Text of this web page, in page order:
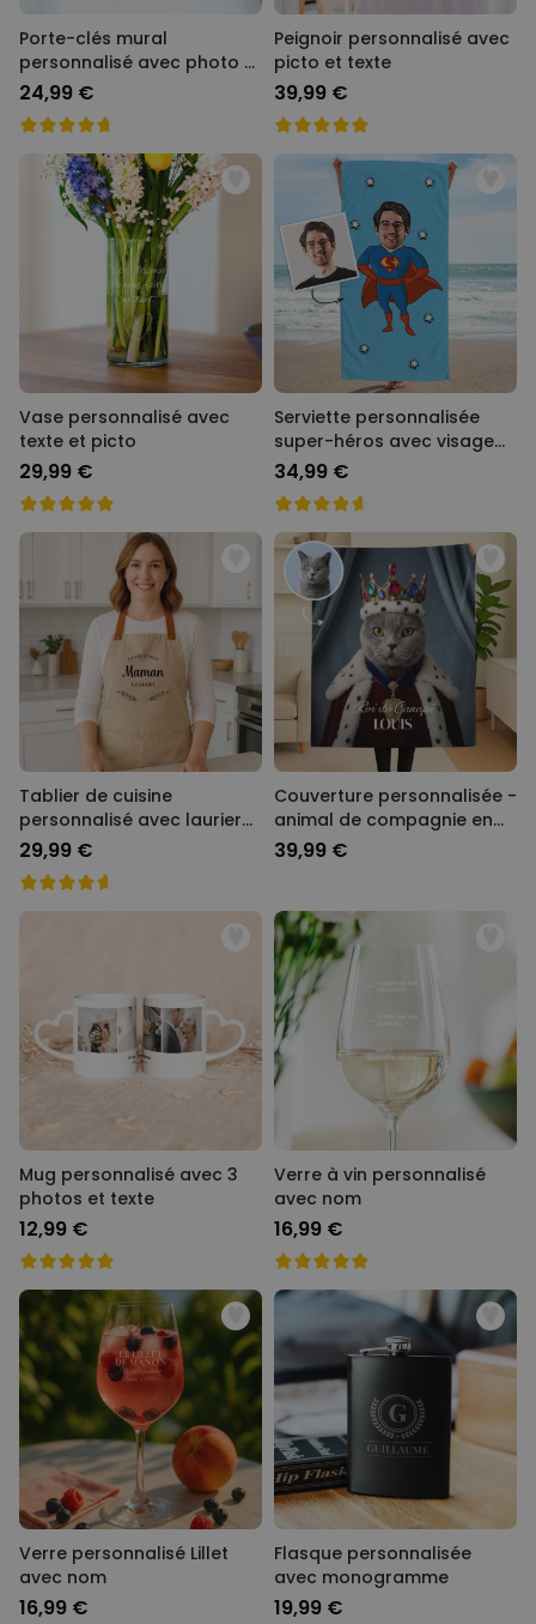
Porte-clés mural
personnalisé avec photo et
texte
24,99 €
Peignoir personnalisé avec
picto et texte
39,99 €
Vase personnalisé avec
texte et picto
29,99 €
Serviette personnalisée
super-héros avec visage
Cartoon
34,99 €
Tablier de cuisine
personnalisé avec laurier
et texte
29,99 €
Couverture personnalisée -
animal de compagnie en
costume
39,99 €
Mug personnalisé avec 3
photos et texte
12,99 €
Verre à vin personnalisé
avec nom
16,99 €
Verre personnalisé Lillet
avec nom
16,99 €
Flasque personnalisée
avec monogramme
19,99 €